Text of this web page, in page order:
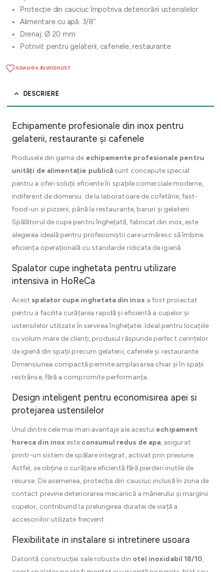
Protecție din cauciuc împotriva deteriorării ustensilelor
Alimentare cu apă: 3/8”
Drenaj: Ø 20 mm
Potrivit pentru gelaterii, cafenele, restaurante
ADAUGA IN WISHLIST
DESCRIERE
Echipamente profesionale din inox pentru
gelaterii, restaurante și cafenele
Produsele din gama de echipamente profesionale pentru
unități de alimentație publicăsunt concepute special
pentru a oferi soluții eficiente în spațiile comerciale moderne,
indiferent de domeniu: de la laboratoare de cofetărie, fast-
food-uri și pizzerii, până la restaurante, baruri și gelaterii.
Spălătorul de cupe pentru înghețată, fabricat din inox, este
alegerea ideală pentru profesioniștii care urmăresc să îmbine
eficiența operațională cu standarde ridicate de igienă.
Spalator cupe inghetata pentru utilizare
intensiva in HoReCa
Acest spalator cupe inghetata din inox a fost proiectat
pentru a facilita curățarea rapidă și eficientă a cupelor și
ustensilelor utilizate în servirea înghețatei. Ideal pentru locațiile
cu volum mare de clienți, produsul răspunde perfect cerințelor
de igienă din spații precum gelaterii, cafenele și restaurante.
Dimensiunea compactă permite amplasarea chiar și în spații
restrânse, fără a compromite performanța.
Design inteligent pentru economisirea apei si
protejarea ustensilelor
Unul dintre cele mai mari avantaje ale acestui echipament
horeca din inox este consumul redus de apa, asigurat
printr-un sistem de spălare integrat, activat prin presiune.
Astfel, se obține o curățare eficientă fără pierderi inutile de
resurse. De asemenea, protecția din cauciuc inclusă în zona de
contact previne deteriorarea mecanică a mânerului și marginii
cupelor, contribuind la prelungirea duratei de viață a
accesoriilor utilizate frecvent.
Flexibilitate in instalare si intretinere usoara
Datorită construcției sale robuste din otel inoxidabil 18/10,